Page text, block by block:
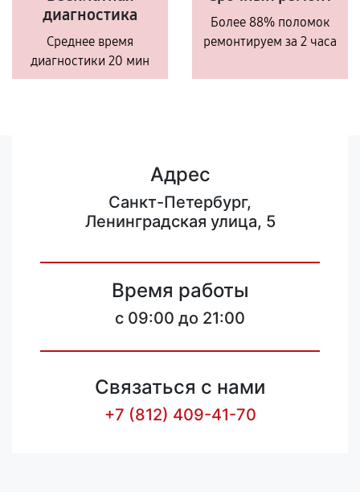
диагностика
Среднее время
диагностики 20 мин
Более 88% поломок
ремонтируем за 2 часа
Адрес
Санкт-Петербург,
Ленинградская улица, 5
Время работы
c 09:00 до 21:00
Связаться с нами
+7 (812) 409-41-70